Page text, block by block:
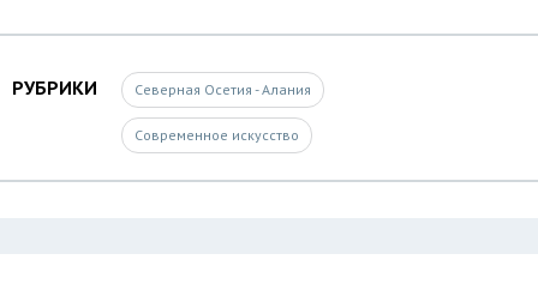
РУБРИКИ Северная Осетия - Алания
Современное искусство